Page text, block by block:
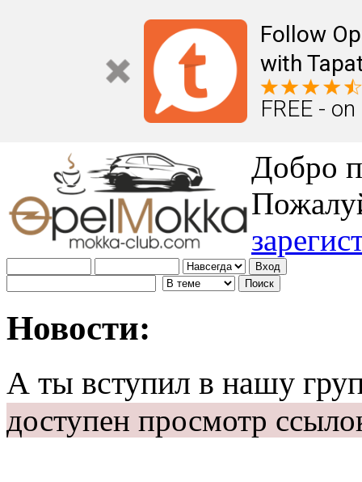
Follow
with
FREE -
Добро
Новости:
А ты вступил в нашу
доступен просмотр